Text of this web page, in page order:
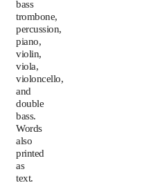
bass
trombone,
percussion,
piano,
violin,
viola,
violoncello,
and
double
bass.
Words
also
printed
as
text.